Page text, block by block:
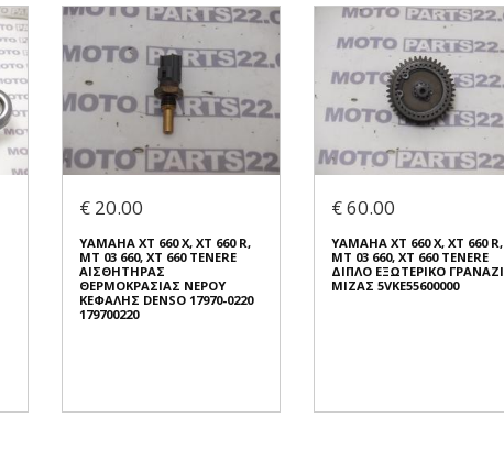
€ 20.00
YAMAHA XT 660 X, XT 660 R,
MT 03 660, XT 660 TENERE
ΑΙΣΘΗΤΗΡΑΣ
ΘΕΡΜΟΚΡΑΣΙΑΣ ΝΕΡΟΥ
ΚΕΦΑΛΗΣ DENSO 17970-0220
179700220
€ 60.00
YAMAHA XT 660 X, XT 660 R,
MT 03 660, XT 660 TENERE
ΔΙΠΛΟ ΕΞΩΤΕΡΙΚΟ ΓΡΑΝΑΖΙ
ΜΙΖΑΣ 5VKE55600000